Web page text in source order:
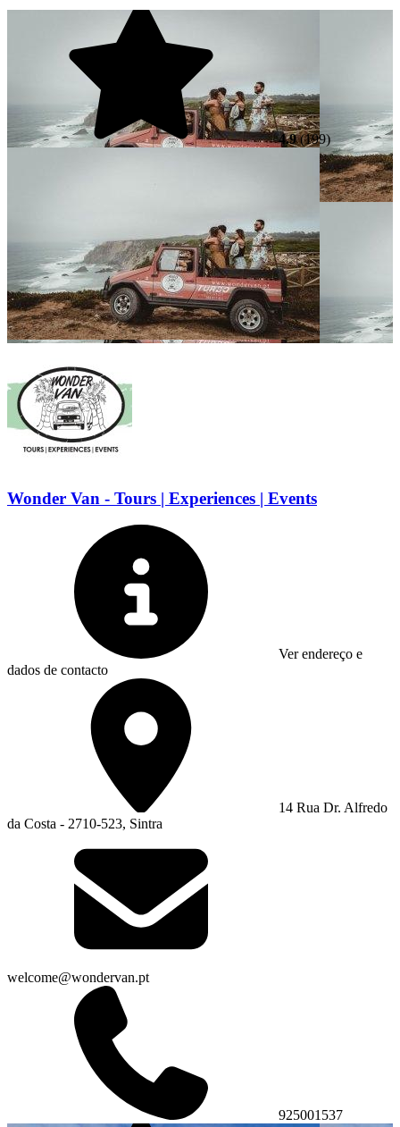
4.9(199)
Wonder Van - Tours | Experiences | Events
Ver endereço e
dados de contacto
14 Rua Dr. Alfredo
da Costa - 2710-523, Sintra
welcome@wondervan.pt
925001537